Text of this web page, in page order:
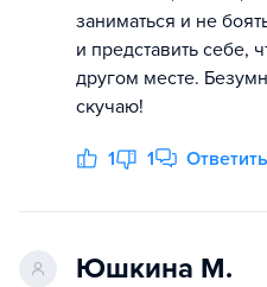
заниматься и не
и представить себе,
другом месте.
скучаю!
1 1 Ответить
Юшкина М.